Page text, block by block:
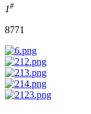
1#
8771